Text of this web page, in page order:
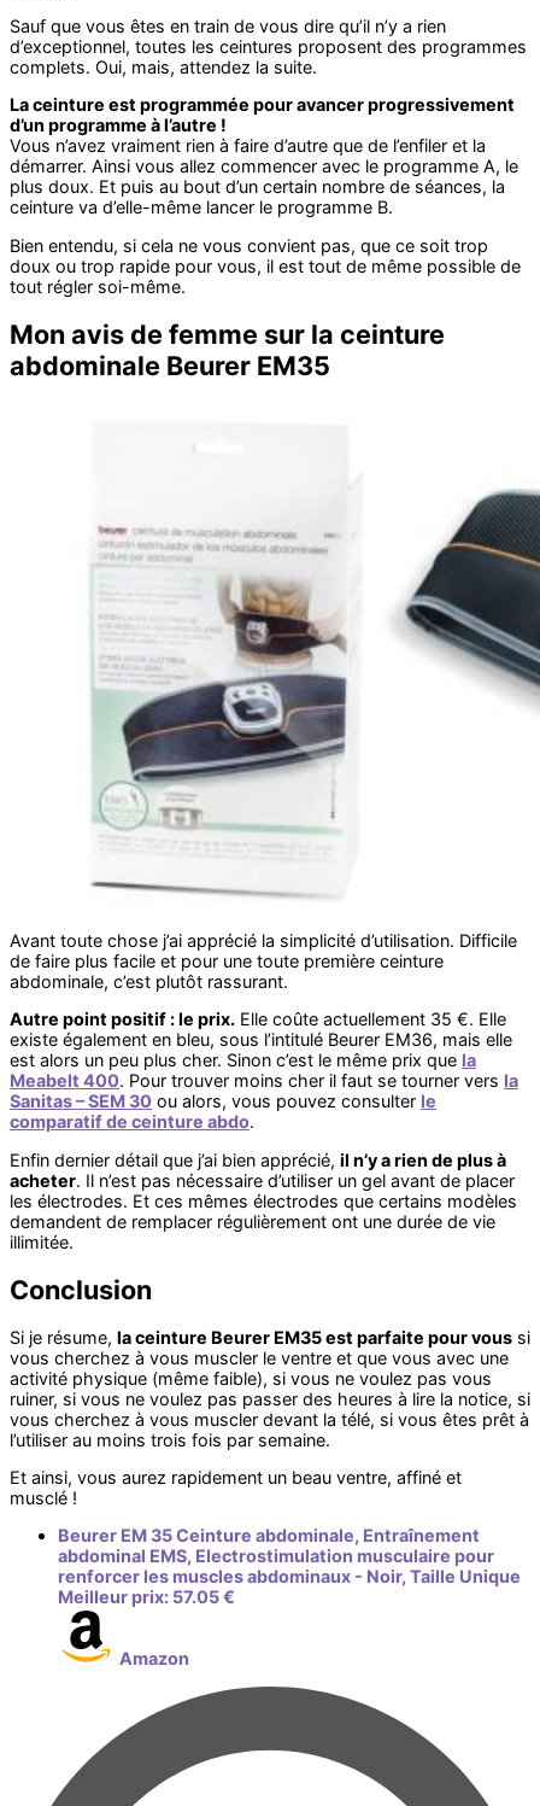
Sauf que vous êtes en train de vous dire qu’il n’y a rien
d’exceptionnel, toutes les ceintures proposent des programmes
complets. Oui, mais, attendez la suite.
La ceinture est programmée pour avancer progressivement
d’un programme à l’autre !
Vous n’avez vraiment rien à faire d’autre que de l’enfiler et la
démarrer. Ainsi vous allez commencer avec le programme A, le
plus doux. Et puis au bout d’un certain nombre de séances, la
ceinture va d’elle-même lancer le programme B.
Bien entendu, si cela ne vous convient pas, que ce soit trop
doux ou trop rapide pour vous, il est tout de même possible de
tout régler soi-même.
Mon avis de femme sur la ceinture
abdominale Beurer EM35
Avant toute chose j’ai apprécié la simplicité d’utilisation. Difficile
de faire plus facile et pour une toute première ceinture
abdominale, c’est plutôt rassurant.
Autre point positif : le prix. Elle coûte actuellement 35 €. Elle
existe également en bleu, sous l’intitulé Beurer EM36, mais elle
est alors un peu plus cher. Sinon c’est le même prix que la
Meabelt 400. Pour trouver moins cher il faut se tourner vers la
Sanitas – SEM 30 ou alors, vous pouvez consulter le
comparatif de ceinture abdo.
Enfin dernier détail que j’ai bien apprécié, il n’y a rien de plus à
acheter. Il n’est pas nécessaire d’utiliser un gel avant de placer
les électrodes. Et ces mêmes électrodes que certains modèles
demandent de remplacer régulièrement ont une durée de vie
illimitée.
Conclusion
Si je résume, la ceinture Beurer EM35 est parfaite pour vous si
vous cherchez à vous muscler le ventre et que vous avec une
activité physique (même faible), si vous ne voulez pas vous
ruiner, si vous ne voulez pas passer des heures à lire la notice, si
vous cherchez à vous muscler devant la télé, si vous êtes prêt à
l’utiliser au moins trois fois par semaine.
Et ainsi, vous aurez rapidement un beau ventre, affiné et
musclé !
Beurer EM 35 Ceinture abdominale, Entraînement
abdominal EMS, Electrostimulation musculaire pour
renforcer les muscles abdominaux - Noir, Taille Unique
Meilleur prix: 57.05 €
Amazon